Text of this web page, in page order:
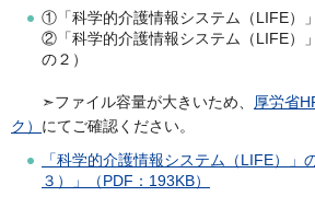
①「科学的介護情報システム（LIFE）
②「科学的介護情報システム（LIFE）
の２）
➣ファイル容量が大きいため、 厚労省
ク） にてご確認ください。
「科学的介護情報システム（LIFE）」
３）」（PDF：193KB）